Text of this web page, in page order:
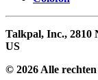
Talkpal, Inc., 2810
US
© 2026 Alle